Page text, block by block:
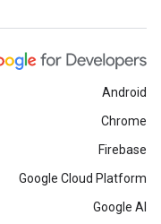
Android
Chrome
Firebase
Google Cloud Platform
Google AI